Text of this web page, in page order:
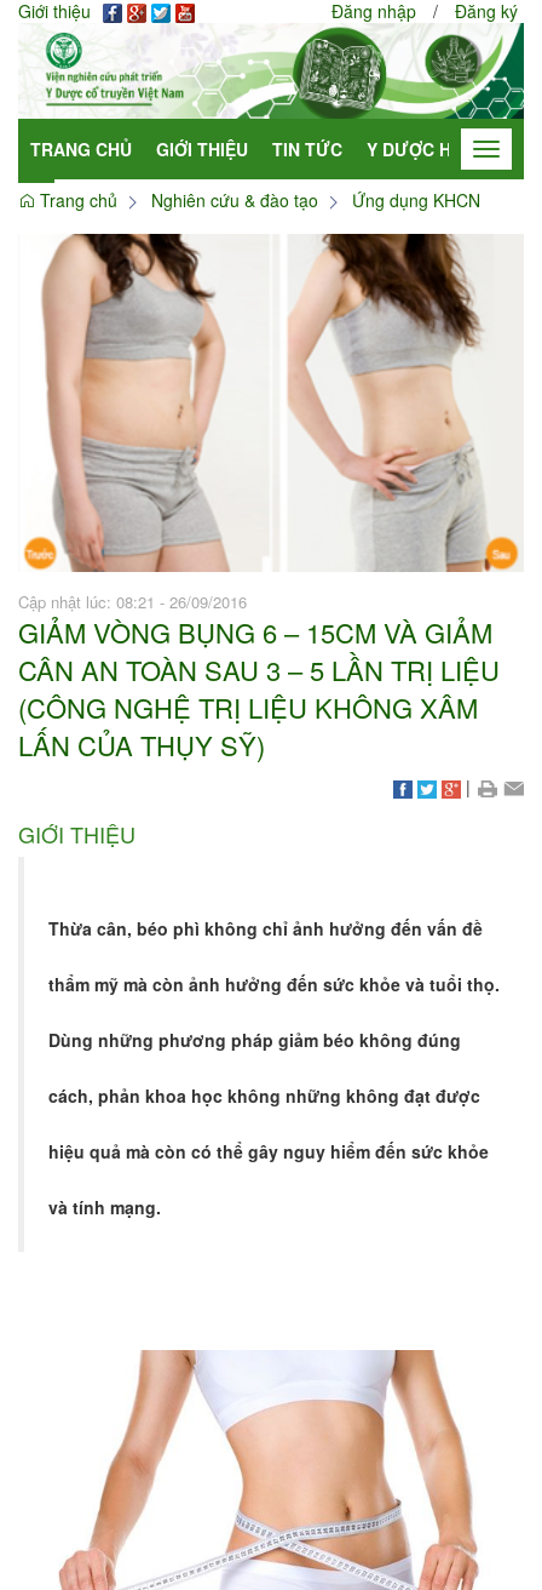
Giới thiệu Đăng nhập / Đăng ký
TRANG CHỦ GIỚI THIỆU TIN TỨC Y DƯỢC HỌC Toggle
Trang chủ
Nghiên cứu & đào tạo Ứng dụng KHCN
Cập nhật lúc: 08:21 - 26/09/2016
GIẢM VÒNG BỤNG 6 – 15CM VÀ GIẢM
CÂN AN TOÀN SAU 3 – 5 LẦN TRỊ LIỆU
(CÔNG NGHỆ TRỊ LIỆU KHÔNG XÂM
LẤN CỦA THỤY SỸ)
|
GIỚI THIỆU
Thừa cân, béo phì không chỉ ảnh hưởng đến vấn đề
thẩm mỹ mà còn ảnh hưởng đến sức khỏe và tuổi thọ.
Dùng những phương pháp giảm béo không đúng
cách, phản khoa học không những không đạt được
hiệu quả mà còn có thể gây nguy hiểm đến sức khỏe
và tính mạng.